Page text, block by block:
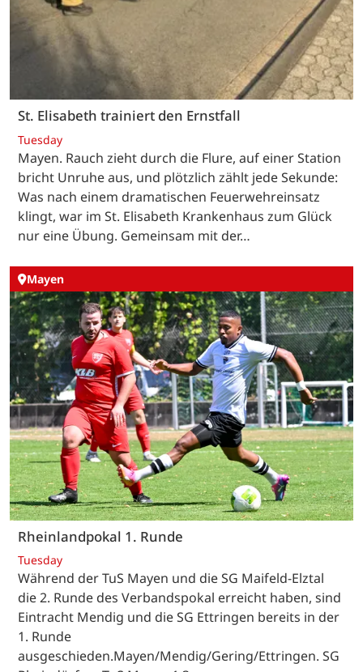
St. Elisabeth trainiert den Ernstfall
Tuesday
Mayen. Rauch zieht durch die Flure, auf einer Station
bricht Unruhe aus, und plötzlich zählt jede Sekunde:
Was nach einem dramatischen Feuerwehreinsatz
klingt, war im St. Elisabeth Krankenhaus zum Glück
nur eine Übung. Gemeinsam mit der…
Mayen
Rheinlandpokal 1. Runde
Tuesday
Während der TuS Mayen und die SG Maifeld-Elztal
die 2. Runde des Verbandspokal erreicht haben, sind
Eintracht Mendig und die SG Ettringen bereits in der
1. Runde
ausgeschieden.Mayen/Mendig/Gering/Ettringen. SG